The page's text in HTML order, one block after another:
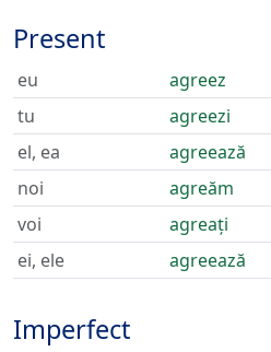
Present
eu
agreez
tu
agreezi
el, ea
agreează
noi
agreăm
voi
agreați
ei, ele
agreează
Imperfect